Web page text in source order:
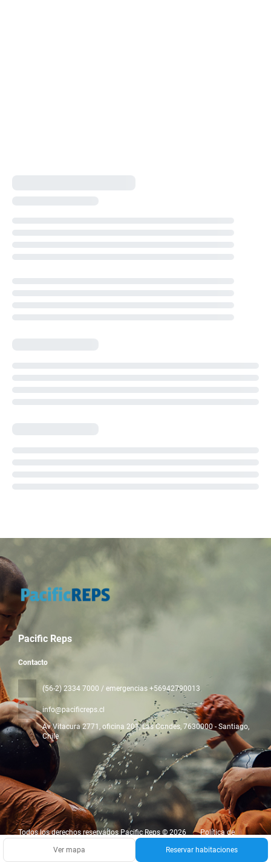
Ver mapa Reservar habitaciones
Pacific Reps
Contacto
(56-2) 2334 7000 / emergencias +56942790013
info@pacificreps.cl
Av Vitacura 2771, oficina 201, Las Condes , 7630000 - Santiago,
Chile
Todos los derechos reservados Pacific Reps © 2026
Política de